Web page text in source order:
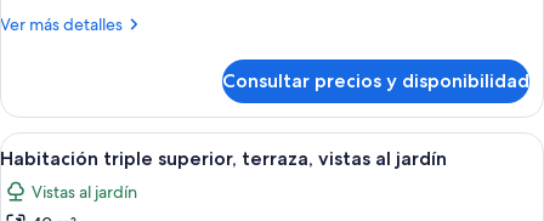
individual,
al
jardín
Ver más detalles
Más
doble
superior
de
uso
individual,
Consultar precios y disponibilidad
Abrir
todas
las
Habitación de hotel moderna con
6
Habitación triple superior, terraza, vistas al jardín
Vistas al jardín